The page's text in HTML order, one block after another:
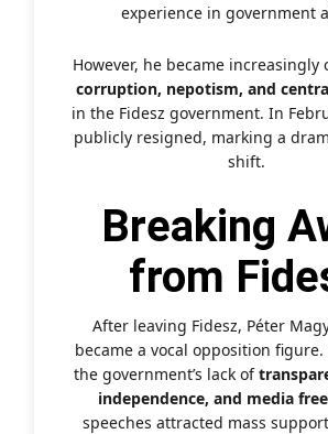
experience in government
However, he became
corruption, nepotism, and
in the Fidesz government. In
publicly resigned, marking a
shift.
Breaking
from
After leaving Fidesz, Péter
became a vocal opposition
the government’s lack of
independence, and media
speeches attracted mass